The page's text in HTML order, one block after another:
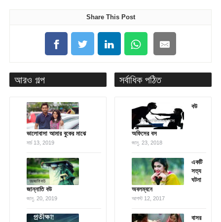
Share This Post
আরও গল্প
ভালোবাসা আমার বুকের মাঝে
মার্চ 13, 2019
জান্নাতি বউ
জানু. 20, 2019
সর্বাধিক পঠিত
বউ
অফিসের বস
জানু. 23, 2018
একটি
সত্য
ঘটনা
অবলম্বনে
আগস্ট 12, 2017
বাসর